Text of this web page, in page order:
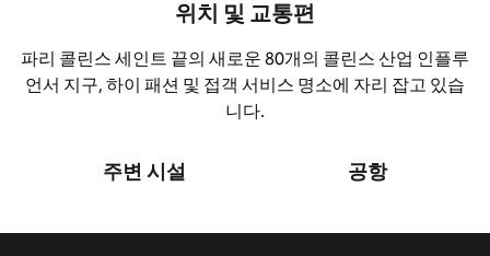
위치 및 교통편
파리 콜린스 세인트 끝의 새로운 80개의 콜린스 산업 인플루
언서 지구, 하이 패션 및 접객 서비스 명소에 자리 잡고 있습
니다.
주변 시설 공항